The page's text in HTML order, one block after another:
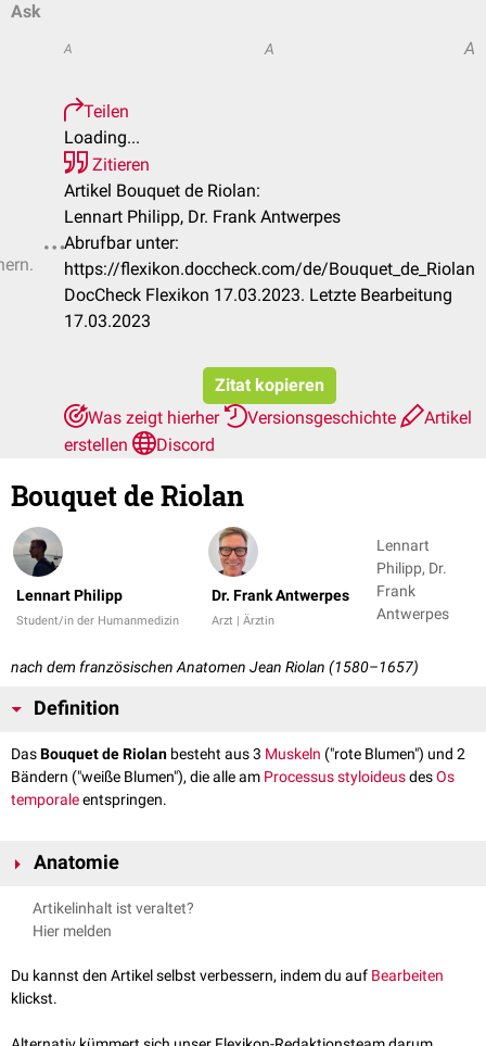
Ask
A A A
Teilen
Loading...
Zitieren
Artikel Bouquet de Riolan:
Lennart Philipp, Dr. Frank Antwerpes
Abrufbar unter:
https://flexikon.doccheck.com/de/Bouquet_de_Riolan
DocCheck Flexikon 17.03.2023. Letzte Bearbeitung
17.03.2023
Zitat kopieren
Was zeigt hierher
Versionsgeschichte
Artikel
erstellen
Discord
Bouquet de Riolan
Lennart Philipp
Student/in der Humanmedizin
Dr. Frank Antwerpes
Arzt | Ärztin
Lennart
Philipp, Dr.
Frank
Antwerpes
nach dem französischen Anatomen Jean Riolan (1580–1657)
Definition
DasBouquet de Riolan besteht aus 3 Muskeln ("rote Blumen") und 2
Bändern ("weiße Blumen"), die alle am Processus styloideusdesOs
temporaleentspringen.
Anatomie
Zum Bouquet de Riolan zählen:
Musculus styloglossus
Musculus stylopharyngeus
Ligamentum stylohyoideum
Artikelinhalt ist veraltet?
Hier melden
Du kannst den Artikel selbst verbessern, indem du auf Bearbeiten
klickst.